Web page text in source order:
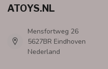
ATOYS.NL
Mensfortweg 26
5627BR Eindhoven
Nederland